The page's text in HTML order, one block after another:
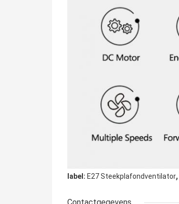
label: E27 Steekplafondventilator,
Contactgegevens